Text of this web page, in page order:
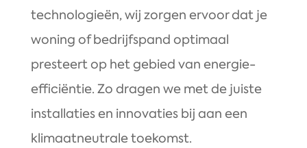
technologieën, wij zorgen ervoor dat je
woning of bedrijfspand optimaal
presteert op het gebied van energie-
efficiëntie. Zo dragen we met de juiste
installaties en innovaties bij aan een
klimaatneutrale toekomst.